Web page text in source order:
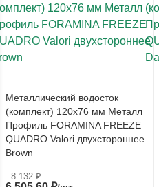
Металлический водосток
(комплект) 120x76 мм Металл
Профиль FORAMINA FREEZE
QUADRO Valori двухстороннее
Brown
8 132₽